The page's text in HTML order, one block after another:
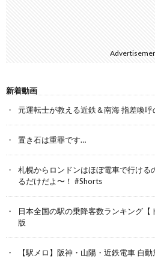
新着動画
元運転士が教える近鉄＆南海 指差喚
置き石は重罪です…
札幌からロンドンはほぼ電車で行ける
るだけだよ〜！ #Shorts
日本全国の駅の乗降客数ランキング【
版
【駅メロ】阪神・山陽・近鉄電車 自